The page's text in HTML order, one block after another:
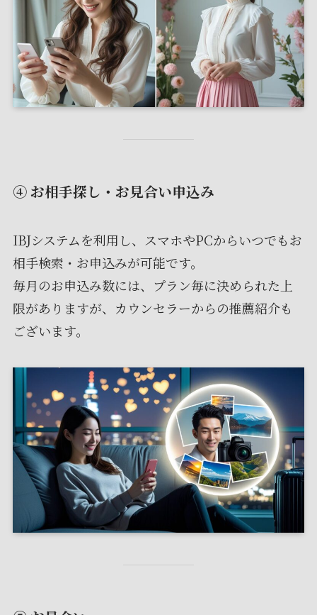
④ お相手探し・お見合い申込み
IBJシステムを利用し、スマホやPCからいつでもお
相手検索・お申込みが可能です。
毎月のお申込み数には、プラン毎に決められた上
限がありますが、カウンセラーからの推薦紹介も
ございます。